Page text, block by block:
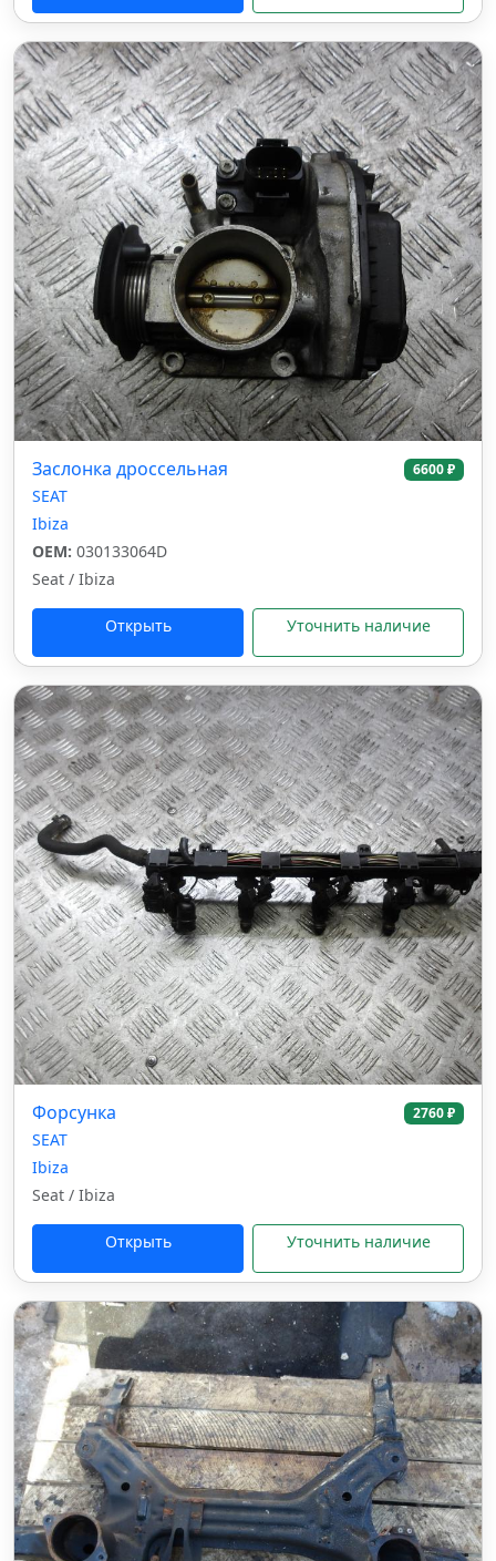
Заслонка дроссельная 6600 ₽
SEAT
Ibiza
OEM: 030133064D
Seat / Ibiza
Открыть Уточнить наличие
Форсунка 2760 ₽
SEAT
Ibiza
Seat / Ibiza
Открыть Уточнить наличие